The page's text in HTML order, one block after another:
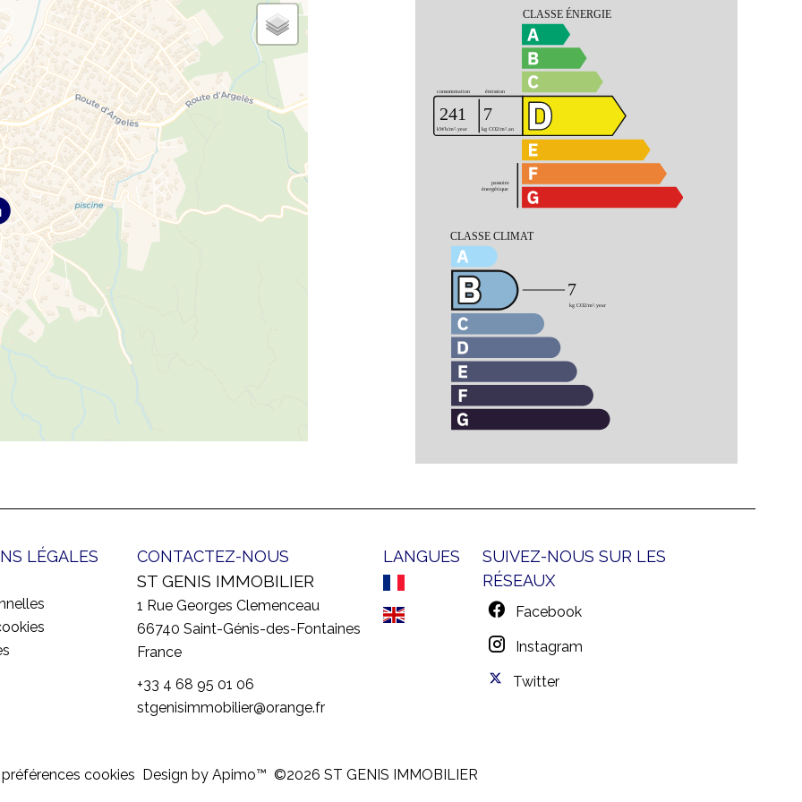
LÉGALES CONTACTEZ-NOUS
ST GENIS IMMOBILIER
1 Rue Georges Clemenceau
66740 Saint-Génis-des-Fontaines
France
+33 4 68 95 01 06
stgenisimmobilier@orange.fr
LANGUES
SUIVEZ-NOUS SUR LES
RÉSEAUX
Facebook
Instagram
Twitter
cookies Design by Apimo™ ©2026 ST GENIS IMMOBILIER